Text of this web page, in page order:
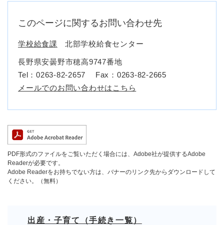
このページに関するお問い合わせ先
学校給食課 北部学校給食センター
長野県安曇野市穂高9747番地
Tel：0263-82-2657
Fax：0263-82-2665
メールでのお問い合わせはこちら
PDF形式のファイルをご覧いただく場合には、Adobe社が提供するAdobe
Readerが必要です。
Adobe Readerをお持ちでない方は、バナーのリンク先からダウンロードして
ください。（無料）
出産・子育て（手続き一覧）